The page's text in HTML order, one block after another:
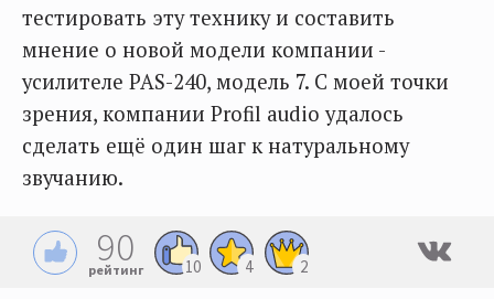
тестировать эту технику и составить
мнение о новой модели компании -
усилителе PAS-240, модель 7. С моей точки
зрения, компании Profil audio удалось
сделать ещё один шаг к натуральному
звучанию.
90
рейтинг 10 4 2